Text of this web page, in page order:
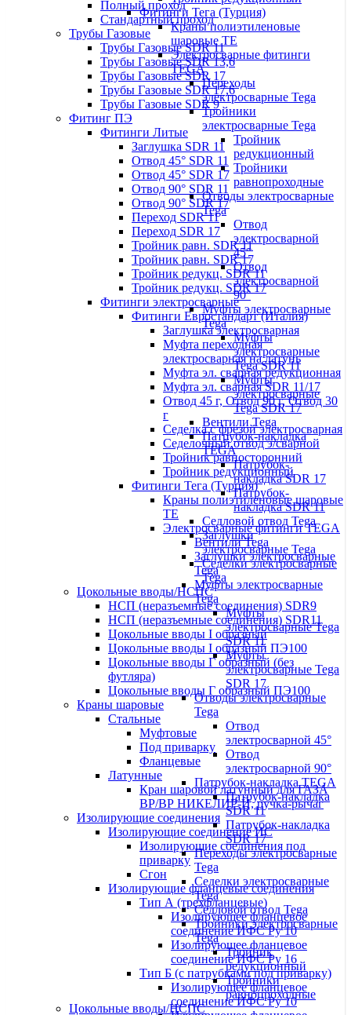
Полный проход
Стандартный проход
Трубы Газовые
Трубы Газовые SDR 11
Трубы Газовые SDR 13,6
Трубы Газовые SDR 17
Трубы Газовые SDR 17,6
Трубы Газовые SDR 9
Фитинг ПЭ
Фитинги Литые
Заглушка SDR 11
Отвод 45° SDR 11
Отвод 45° SDR 17
Отвод 90° SDR 11
Отвод 90° SDR 17
Переход SDR 11
Переход SDR 17
Тройник равн. SDR 11
Тройник равн. SDR 17
Тройник редукц. SDR 11
Тройник редукц. SDR 17
Фитинги электросварные
Фитинги Евростандарт (Италия)
Заглушка электросварная
Муфта переходная
электросварная на латунь
Муфта эл. cварная редукционная
Муфта эл. сварная SDR 11/17
Отвод 45 г, Отвод 90 г, Отвод 30
г
Седелка с фрезой электросварная
Седелочный отвод э/сварной
Тройник равносторонний
Тройник редукционный
Фитинги Тега (Турция)
Краны полиэтиленовые шаровые
TE
Электросварные фитинги TEGA
Вентили Tega
Заглушки электросварные
Tega
Муфты электросварные
Tega
Муфты
электросварные Tega
SDR 11
Муфты
электросварные Tega
SDR 17
Отводы электросварные
Tega
Отвод
электросварной 45°
Отвод
электросварной 90°
Патрубок-накладка TEGA
Патрубок-накладка
SDR 11
Патрубок-накладка
SDR 17
Переходы электросварные
Tega
Седелки электросварные
Tega
Седловой отвод Tega
Тройники электросварные
Tega
Тройник
редукционный
Тройники
равнопроходные
Цокольные вводы/НСПС
Фитинги Тега (Турция)
Краны полиэтиленовые
шаровые TE
Электросварные фитинги
TEGA
Переходы
электросварные Tega
Тройники
электросварные Tega
Тройник
редукционный
Тройники
равнопроходные
Отводы электросварные
Tega
Отвод
электросварной
45°
Отвод
электросварной
90°
Муфты электросварные
Tega
Муфты
электросварные
Tega SDR 11
Муфты
электросварные
Tega SDR 17
Вентили Tega
Патрубок-накладка
TEGA
Патрубок-
накладка SDR 17
Патрубок-
накладка SDR 11
Седловой отвод Tega
Заглушки
электросварные Tega
Седелки электросварные
Tega
Цокольные вводы/НСПС
НСП (неразъемные соединения) SDR9
НСП (неразъемные соединения) SDR11
Цокольные вводы I образный
Цокольные вводы I образный ПЭ100
Цокольные вводы Г образный (без
футляра)
Цокольные вводы Г образный ПЭ100
Краны шаровые
Стальные
Муфтовые
Под приварку
Фланцевые
Латунные
Кран шаровой латунный для ГАЗА
ВР/ВР НИКЕЛИР-Й, ручка-рычаг
Изолирующие соединения
Изолирующие соединение ИС
Изолирующие соединения под
приварку
Сгон
Изолирующие фланцевые соединения
Тип А (трехфланцевые)
Изолирующее фланцевое
соединение ИФС Ру 10
Изолирующее фланцевое
соединение ИФС Ру 16
Тип Б (с патрубками под приварку)
Изолирующее фланцевое
соединение ИФС Ру 10